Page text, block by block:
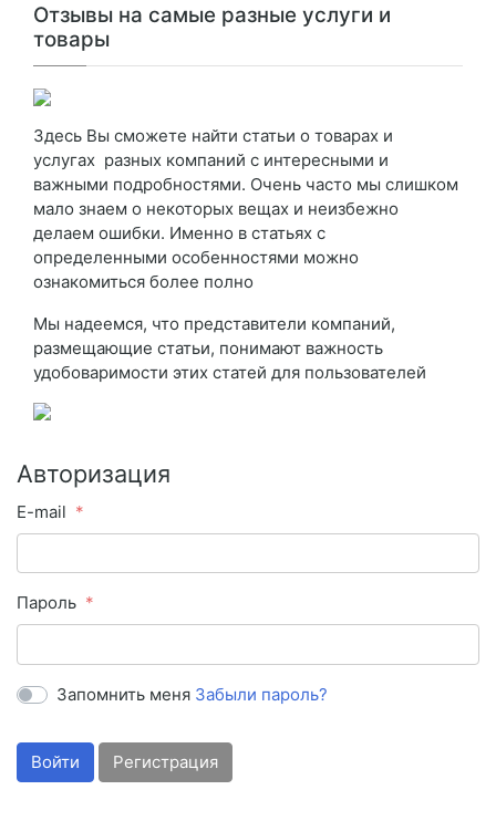
Отзывы на самые разные услуги и
товары
Здесь Вы сможете найти статьи о товарах и
услугах разных компаний с интересными и
важными подробностями. Очень часто мы слишком
мало знаем о некоторых вещах и неизбежно
делаем ошибки. Именно в статьях с
определенными особенностями можно
ознакомиться более полно
Мы надеемся, что представители компаний,
размещающие статьи, понимают важность
удобоваримости этих статей для пользователей
Авторизация
E-mail
Пароль
Запомнить меня Забыли пароль?
Войти Регистрация